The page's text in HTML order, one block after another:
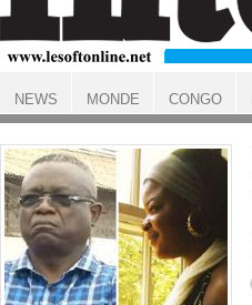
ACCUEIL
NEWS MONDE CONGO